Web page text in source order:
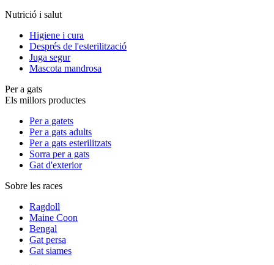
Nutrició i salut
Higiene i cura
Després de l'esterilització
Juga segur
Mascota mandrosa
Per a gats
Els millors productes
Per a gatets
Per a gats adults
Per a gats esterilitzats
Sorra per a gats
Gat d'exterior
Sobre les races
Ragdoll
Maine Coon
Bengal
Gat persa
Gat siames